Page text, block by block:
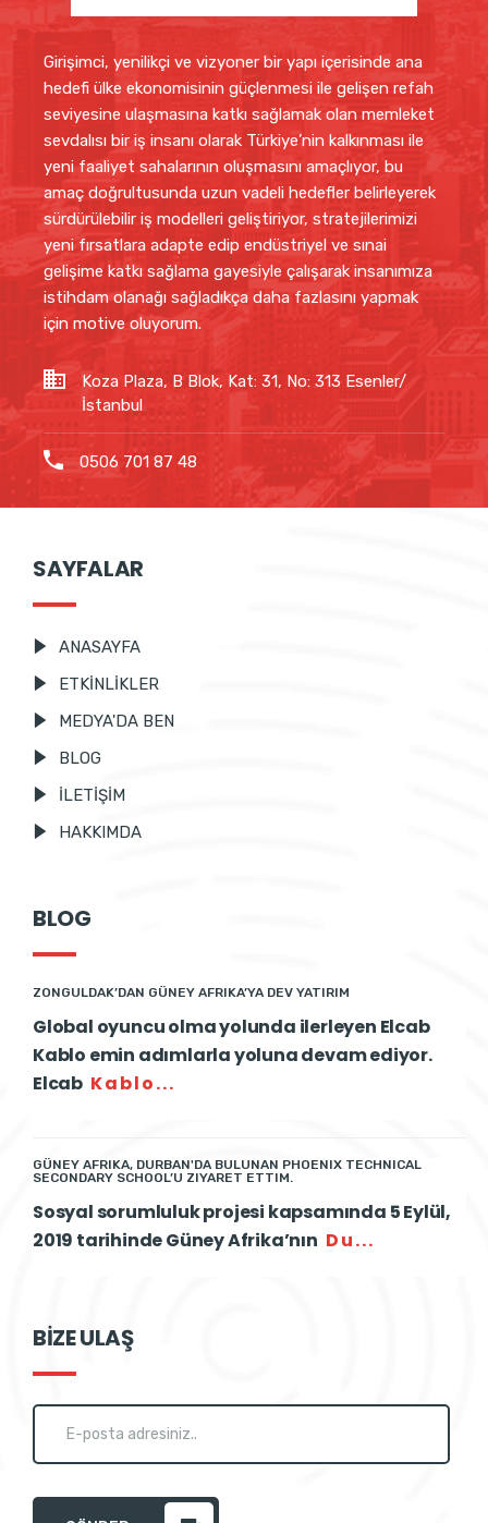
Girişimci, yenilikçi ve vizyoner bir yapı içerisinde ana
hedefi ülke ekonomisinin güçlenmesi ile gelişen refah
seviyesine ulaşmasına katkı sağlamak olan memleket
sevdalısı bir iş insanı olarak Türkiye’nin kalkınması ile
yeni faaliyet sahalarının oluşmasını amaçlıyor, bu
amaç doğrultusunda uzun vadeli hedefler belirleyerek
sürdürülebilir iş modelleri geliştiriyor, stratejilerimizi
yeni fırsatlara adapte edip endüstriyel ve sınai
gelişime katkı sağlama gayesiyle çalışarak insanımıza
istihdam olanağı sağladıkça daha fazlasını yapmak
için motive oluyorum.
Koza Plaza, B Blok, Kat: 31, No: 313 Esenler/
İstanbul
0506 701 87 48
SAYFALAR
ANASAYFA
ETKİNLİKLER
MEDYA'DA BEN
BLOG
İLETİŞİM
HAKKIMDA
BLOG
ZONGULDAK’DAN GÜNEY AFRIKA’YA DEV YATIRIM
Global oyuncu olma yolunda ilerleyen Elcab
Kablo emin adımlarla yoluna devam ediyor.
Elcab Kablo...
GÜNEY AFRIKA, DURBAN'DA BULUNAN PHOENIX TECHNICAL
SECONDARY SCHOOL’U ZIYARET ETTIM.
Sosyal sorumluluk projesi kapsamında 5 Eylül,
2019 tarihinde Güney Afrika’nın Du...
BİZE ULAŞ